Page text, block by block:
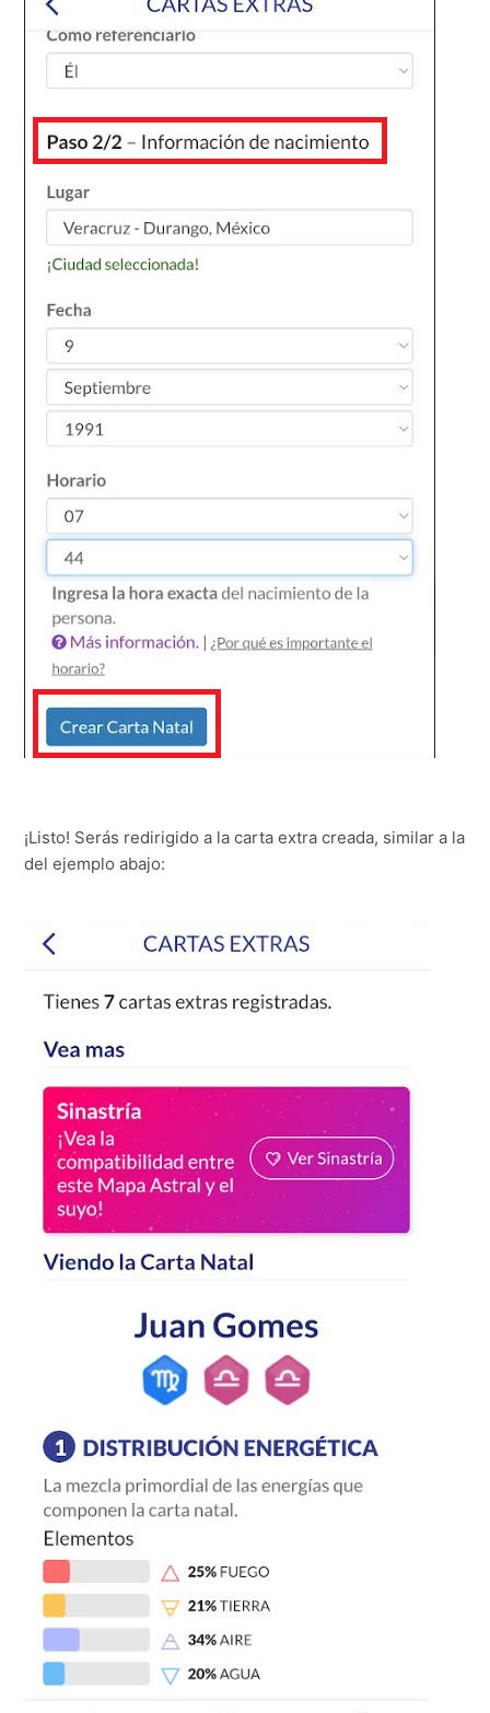
¡Listo! Serás redirigido a la carta extra creada, similar a la
del ejemplo abajo: